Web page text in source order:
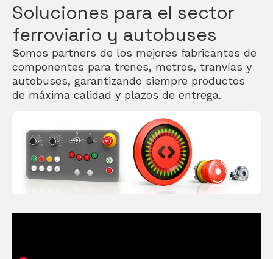
Soluciones para el sector
ferroviario y autobuses
Somos partners de los mejores fabricantes de
componentes para trenes, metros, tranvías y
autobuses, garantizando siempre productos
de máxima calidad y plazos de entrega.